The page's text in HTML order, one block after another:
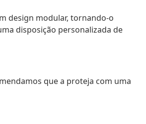
design modular, tornando-o
disposição personalizada de
que a proteja com uma